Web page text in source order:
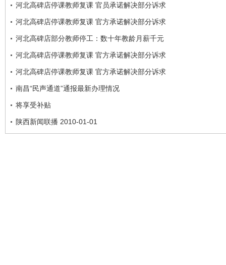
河北高碑店停课教师复课 官员承诺解决部分诉求
河北高碑店停课教师复课 官方承诺解决部分诉求
河北高碑店部分教师停工：数十年教龄月薪千元
河北高碑店停课教师复课 官方承诺解决部分诉求
河北高碑店停课教师复课 官方承诺解决部分诉求
南昌“民声通道”通报最新办理情况
将享受补贴
陕西新闻联播 2010-01-01